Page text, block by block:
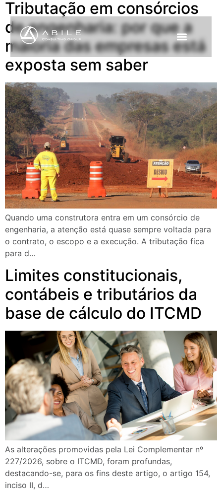
Tributação em consórcios
de engenharia: por que a
maioria das empresas está
exposta sem saber
Quando uma construtora entra em um consórcio de
engenharia, a atenção está quase sempre voltada para
o contrato, o escopo e a execução. A tributação fica
para d…
Limites constitucionais,
contábeis e tributários da
base de cálculo do ITCMD
As alterações promovidas pela Lei Complementar nº
227/2026, sobre o ITCMD, foram profundas,
destacando-se, para os fins deste artigo, o artigo 154,
inciso II, d…